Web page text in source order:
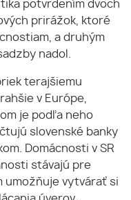
potvrdením dvoch
prirážok, ktoré
a druhým
nadol.
terajšiemu
v Európe,
je podľa neho
slovenské banky
Domácnosti v SR
stávajú pre
umožňuje vytvárať si